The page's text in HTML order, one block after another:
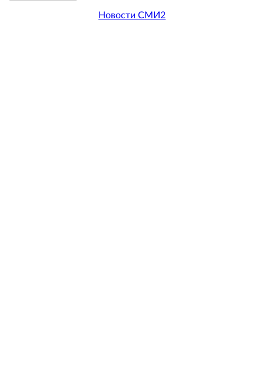
Новости СМИ2